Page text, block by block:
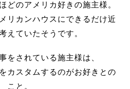
どのアメリカ好きの施主様。
リカンハウスにできるだけ近
えていたそうです。
をされている施主様は、
カスタムするのがお好きとの
こと。